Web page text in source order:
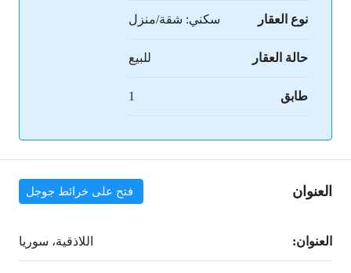
نوع العقار سكني: شقة/منزل
حالة العقار للبيع
طابق 1
العنوان فتح على خرائط جوجل
العنوان: اللاذقية، سوريا